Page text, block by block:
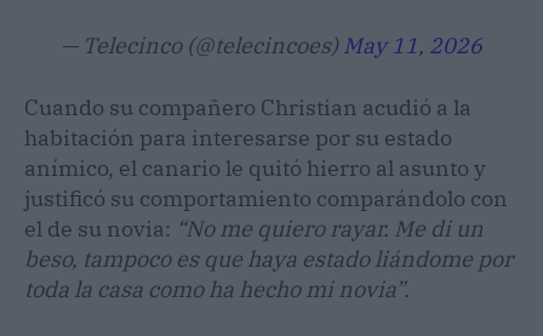
— Telecinco (@telecincoes) May 11, 2026
Cuando su compañero Christian acudió a la
habitación para interesarse por su estado
anímico, el canario le quitó hierro al asunto y
justificó su comportamiento comparándolo con
el de su novia: “No me quiero rayar. Me di un
beso, tampoco es que haya estado liándome por
toda la casa como ha hecho mi novia”.